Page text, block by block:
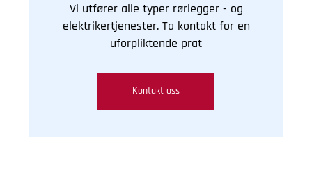
Vi utfører alle typer rørlegger - og
elektrikertjenester. Ta kontakt for en
uforpliktende prat
Kontakt oss